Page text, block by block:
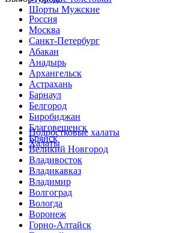
Россия
Москва
Санкт-Петербург
Абакан
Анадырь
Архангельск
Астрахань
Барнаул
Белгород
Биробиджан
Благовещенск
Брянск
Великий Новгород
Владивосток
Владикавказ
Владимир
Волгоград
Вологда
Воронеж
Горно-Алтайск
Шорты Мужские
Подростковые халаты
Халаты